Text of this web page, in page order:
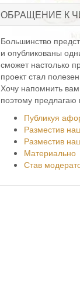
ОБРАЩЕНИЕ К
Большинство
и опубликованы
сможет настолько
проект стал
Хочу напомнить
поэтому
Публикуя
Разместив
Разместив
Материально
Став